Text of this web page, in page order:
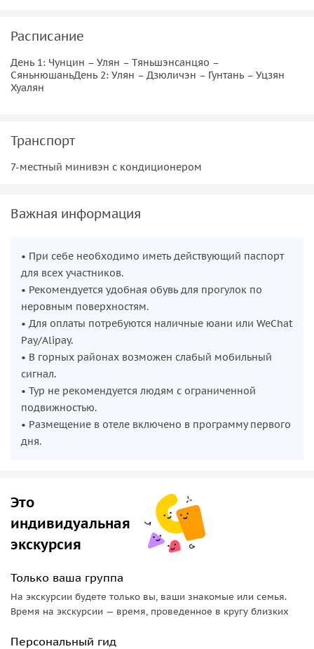
Расписание
День 1: Чунцин – Улян – Тяньшэнсанцяо –
СяньнюшаньДень 2: Улян – Дзюличэн – Гунтань – Уцзян
Хуалян
Транспорт
7-местный минивэн с кондиционером
Важная информация
• При себе необходимо иметь действующий паспорт
для всех участников.
• Рекомендуется удобная обувь для прогулок по
неровным поверхностям.
• Для оплаты потребуются наличные юани или WeChat
Pay/Alipay.
• В горных районах возможен слабый мобильный
сигнал.
• Тур не рекомендуется людям с ограниченной
подвижностью.
• Размещение в отеле включено в программу первого
дня.
Это
индивидуальная
экскурсия
Только ваша группа
На экскурсии будете только вы, ваши знакомые или семья.
Время на экскурсии — время, проведенное в кругу близких
Персональный гид